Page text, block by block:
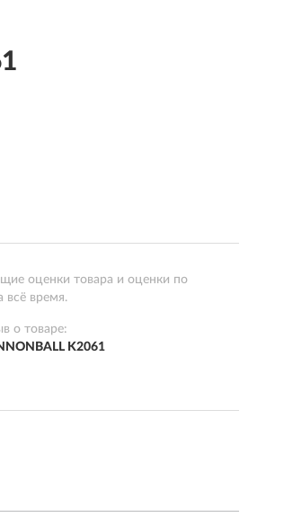
оценки товара и оценки по
всё время.
о товаре:
K2061